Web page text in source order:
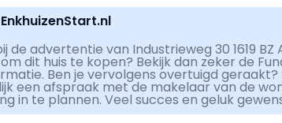
de advertentie van Industrieweg 30 1619 BZ
dit huis te kopen? Bekijk dan zeker de
Ben je vervolgens overtuigd geraakt?
een afspraak met de makelaar van de
in te plannen. Veel succes en geluk